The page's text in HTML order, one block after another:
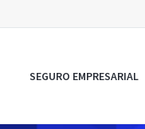
SEGURO EMPRESARIAL